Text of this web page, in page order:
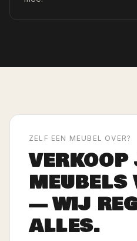
ZELF EEN MEUBEL OVER?
VERKOOP
MEUBELS
— WIJ
ALLES.